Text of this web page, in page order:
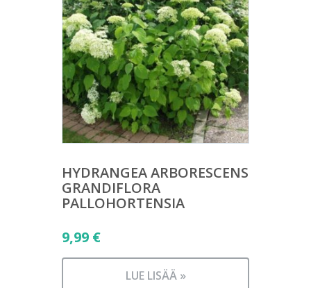
HYDRANGEA ARBORESCENS
GRANDIFLORA
PALLOHORTENSIA
9,99 €
LUE LISÄÄ »